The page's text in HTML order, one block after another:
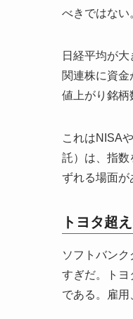
べきではない
日経平均が
関連株に資金
値上がり銘柄
これはNISA
託）は、指数
ずれる場面が
トヨタ超
ソフトバン
すぎだ。トヨ
である。雇用